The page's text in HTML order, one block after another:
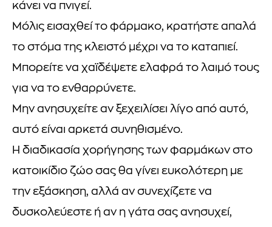
κάνει να πνιγεί.
Μόλις εισαχθεί το φάρμακο, κρατήστε απαλά
το στόμα της κλειστό μέχρι να το καταπιεί.
Μπορείτε να χαϊδέψετε ελαφρά το λαιμό τους
για να το ενθαρρύνετε.
Μην ανησυχείτε αν ξεχειλίσει λίγο από αυτό,
αυτό είναι αρκετά συνηθισμένο.
Η διαδικασία χορήγησης των φαρμάκων στο
κατοικίδιο ζώο σας θα γίνει ευκολότερη με
την εξάσκηση, αλλά αν συνεχίζετε να
δυσκολεύεστε ή αν η γάτα σας ανησυχεί,